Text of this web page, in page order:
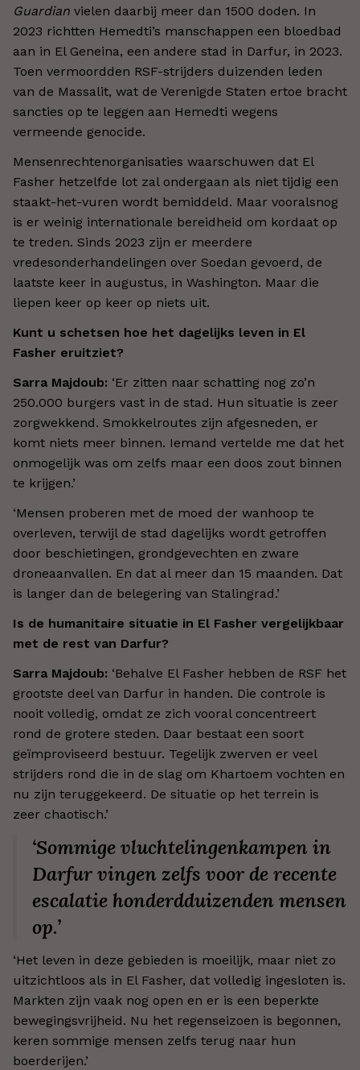
Guardian vielen daarbij meer dan 1500 doden. In
2023 richtten Hemedti’s manschappen een bloedbad
aan in El Geneina, een andere stad in Darfur, in 2023.
Toen vermoordden RSF-strijders duizenden leden
van de Massalit, wat de Verenigde Staten ertoe bracht
sancties op te leggen aan Hemedti wegens
vermeende genocide.
Mensenrechtenorganisaties waarschuwen dat El
Fasher hetzelfde lot zal ondergaan als niet tijdig een
staakt-het-vuren wordt bemiddeld. Maar vooralsnog
is er weinig internationale bereidheid om kordaat op
te treden. Sinds 2023 zijn er meerdere
vredesonderhandelingen over Soedan gevoerd, de
laatste keer in augustus, in Washington. Maar die
liepen keer op keer op niets uit.
Kunt u schetsen hoe het dagelijks leven in El
Fasher eruitziet?
Sarra Majdoub: ‘Er zitten naar schatting nog zo’n
250.000 burgers vast in de stad. Hun situatie is zeer
zorgwekkend. Smokkelroutes zijn afgesneden, er
komt niets meer binnen. Iemand vertelde me dat het
onmogelijk was om zelfs maar een doos zout binnen
te krijgen.’
‘Mensen proberen met de moed der wanhoop te
overleven, terwijl de stad dagelijks wordt getroffen
door beschietingen, grondgevechten en zware
droneaanvallen. En dat al meer dan 15 maanden. Dat
is langer dan de belegering van Stalingrad.’
Is de humanitaire situatie in El Fasher vergelijkbaar
met de rest van Darfur?
Sarra Majdoub: ‘Behalve El Fasher hebben de RSF het
grootste deel van Darfur in handen. Die controle is
nooit volledig, omdat ze zich vooral concentreert
rond de grotere steden. Daar bestaat een soort
geïmproviseerd bestuur. Tegelijk zwerven er veel
strijders rond die in de slag om Khartoem vochten en
nu zijn teruggekeerd. De situatie op het terrein is
zeer chaotisch.’
‘Sommige vluchtelingenkampen in
Darfur vingen zelfs voor de recente
escalatie honderdduizenden mensen
op.’
‘Het leven in deze gebieden is moeilijk, maar niet zo
uitzichtloos als in El Fasher, dat volledig ingesloten is.
Markten zijn vaak nog open en er is een beperkte
bewegingsvrijheid. Nu het regenseizoen is begonnen,
keren sommige mensen zelfs terug naar hun
boerderijen.’